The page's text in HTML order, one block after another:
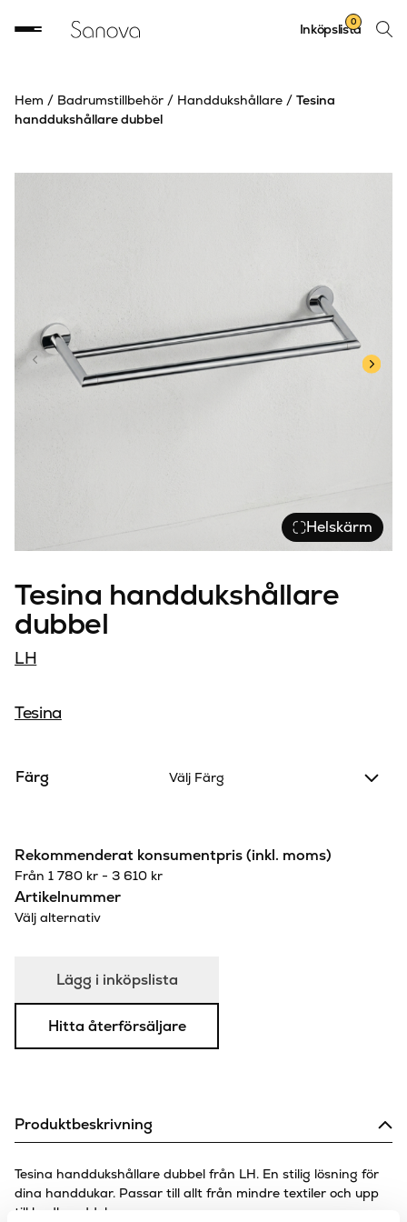
Sök
Inköpslista
0
Hem / Badrumstillbehör / Handdukshållare / Tesina
handdukshållare dubbel
Helskärm
Tesina handdukshållare
dubbel
LH
Tesina
Färg Välj Färg
Rekommenderat konsumentpris (inkl. moms)
Från 1 780 kr - 3 610 kr
Artikelnummer
Välj alternativ
Lägg i inköpslista
Hitta återförsäljare
Produktbeskrivning
Tesina handdukshållare dubbel från LH. En stilig lösning för
dina handdukar. Passar till allt från mindre textiler och upp
till badhanddukar.